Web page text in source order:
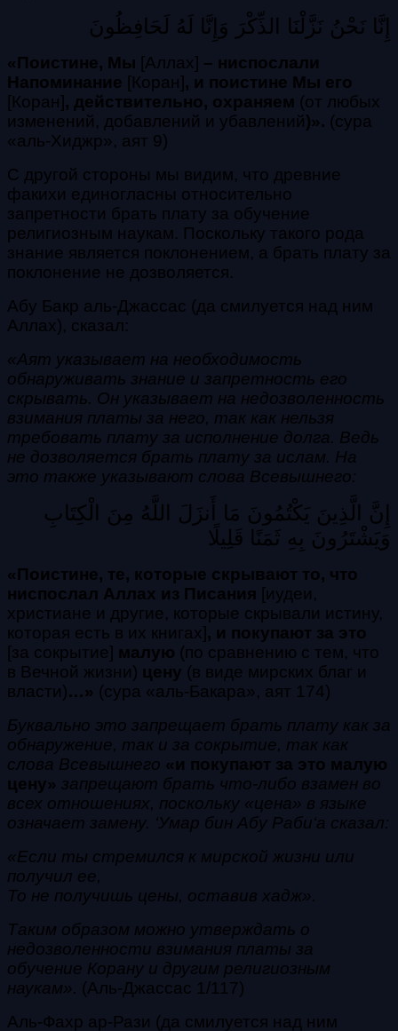
إِنَّا نَحْنُ نَزَّلْنَا الذِّكْرَ وَإِنَّا لَهُ لَحَافِظُونَ
«Поистине, Мы [Аллах] – ниспослали
Напоминание [Коран], и поистине Мы его
[Коран], действительно, охраняем (от любых
изменений, добавлений и убавлений)». (сура
«аль-Хиджр», аят 9)
С другой стороны мы видим, что древние
факихи единогласны относительно
запретности брать плату за обучение
религиозным наукам. Поскольку такого рода
знание является поклонением, а брать плату за
поклонение не дозволяется.
Абу Бакр аль-Джассас (да смилуется над ним
Аллах), сказал:
«Аят указывает на необходимость
обнаруживать знание и запретность его
скрывать. Он указывает на недозволенность
взимания платы за него, так как нельзя
требовать плату за исполнение долга. Ведь
не дозволяется брать плату за ислам. На
это также указывают слова Всевышнего:
إِنَّ الَّذِينَ يَكْتُمُونَ مَا أَنزَلَ اللَّهُ مِنَ الْكِتَابِ
وَيَشْتَرُونَ بِهِ ثَمَنًا قَلِيلًا
«Поистине, те, которые скрывают то, что
ниспослал Аллах из Писания [иудеи,
христиане и другие, которые скрывали истину,
которая есть в их книгах], и покупают за это
[за сокрытие] малую (по сравнению с тем, что
в Вечной жизни) цену (в виде мирских благ и
власти)…» (сура «аль-Бакара», аят 174)
Буквально это запрещает брать плату как за
обнаружение, так и за сокрытие, так как
слова Всевышнего «и пoкyпaют зa этo мaлyю
цeнy» запрещают брать что-либо взамен во
всех отношениях, поскольку «цена» в языке
означает замену. ‘Умар бин Абу Раби‘а сказал:
«Если ты стремился к мирской жизни или
получил ее,
То не получишь цены, оставив хадж».
Таким образом можно утверждать о
недозволенности взимания платы за
обучение Корану и другим религиозным
наукам». (Аль-Джассас 1/117)
Аль-Фахр ар-Рази (да смилуется над ним